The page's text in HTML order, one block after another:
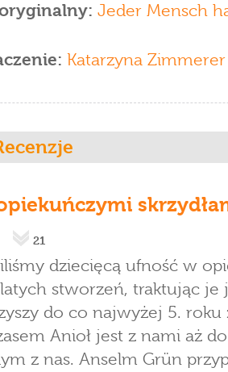
Jeder Mensch
Katarzyna Zimmerer
21
dziecięcą ufność w
stworzeń, traktując je
do co najwyżej 5. roku
Anioł jest z nami aż
z nas. Anselm Grün